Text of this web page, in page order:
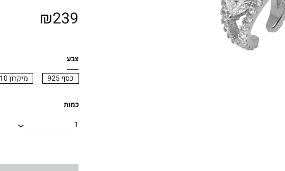
₪239
צבע
כסף 925
מיקרון 10 זהב
כמות
1